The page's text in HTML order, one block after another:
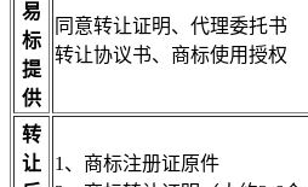
易
标
提
供
同意转让证明、代理委托书
转让协议书、商标使用授权
转
让
1、商标注册证原件